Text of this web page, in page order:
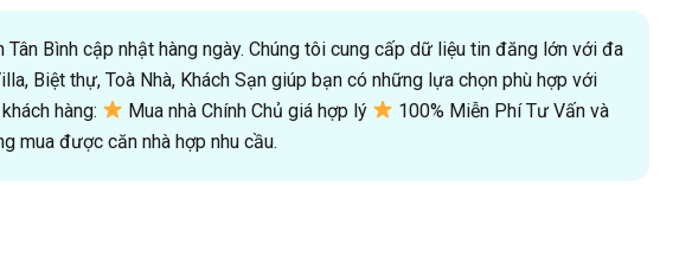
Bình cập nhật hàng ngày. Chúng tôi cung cấp dữ liệu tin đăng lớn với đa
Biệt thự, Toà Nhà, Khách Sạn giúp bạn có những lựa chọn phù hợp với
hàng:
Mua nhà Chính Chủ giá hợp lý
100% Miễn Phí Tư Vấn và
mua được căn nhà hợp nhu cầu.